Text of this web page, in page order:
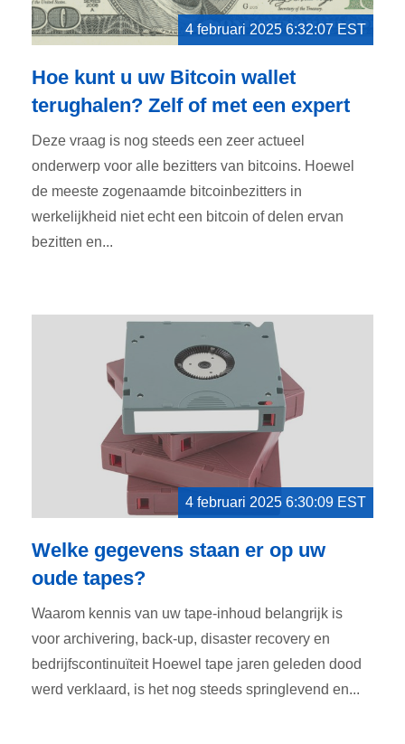
4 februari 2025 6:32:07 EST
Hoe kunt u uw Bitcoin wallet
terughalen? Zelf of met een expert
Deze vraag is nog steeds een zeer actueel
onderwerp voor alle bezitters van bitcoins. Hoewel
de meeste zogenaamde bitcoinbezitters in
werkelijkheid niet echt een bitcoin of delen ervan
bezitten en...
4 februari 2025 6:30:09 EST
Welke gegevens staan er op uw
oude tapes?
Waarom kennis van uw tape-inhoud belangrijk is
voor archivering, back-up, disaster recovery en
bedrijfscontinuïteit Hoewel tape jaren geleden dood
werd verklaard, is het nog steeds springlevend en...